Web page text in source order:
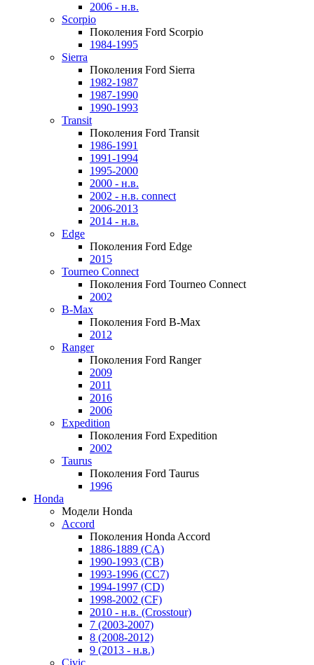
2006 - н.в.
Scorpio
Поколения Ford Scorpio
1984-1995
Sierra
Поколения Ford Sierra
1982-1987
1987-1990
1990-1993
Transit
Поколения Ford Transit
1986-1991
1991-1994
1995-2000
2000 - н.в.
2002 - н.в. connect
2006-2013
2014 - н.в.
Edge
Поколения Ford Edge
2015
Tourneo Connect
Поколения Ford Tourneo Connect
2002
B-Max
Поколения Ford B-Max
2012
Ranger
Поколения Ford Ranger
2009
2011
2016
2006
Expedition
Поколения Ford Expedition
2002
Taurus
Поколения Ford Taurus
1996
Honda
Модели Honda
Accord
Поколения Honda Accord
1886-1889 (CA)
1990-1993 (CB)
1993-1996 (CC7)
1994-1997 (CD)
1998-2002 (CF)
2010 - н.в. (Crosstour)
7 (2003-2007)
8 (2008-2012)
9 (2013 - н.в.)
Civic